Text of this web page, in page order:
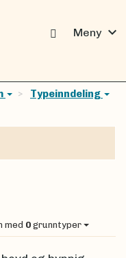
Meny expand_more
Typeinndeling
med 0 grunntyper